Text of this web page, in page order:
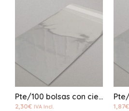
Pte/100 bolsas con cierre 10*15 polipropileno
2,30€ IVA Incl. 1,87€